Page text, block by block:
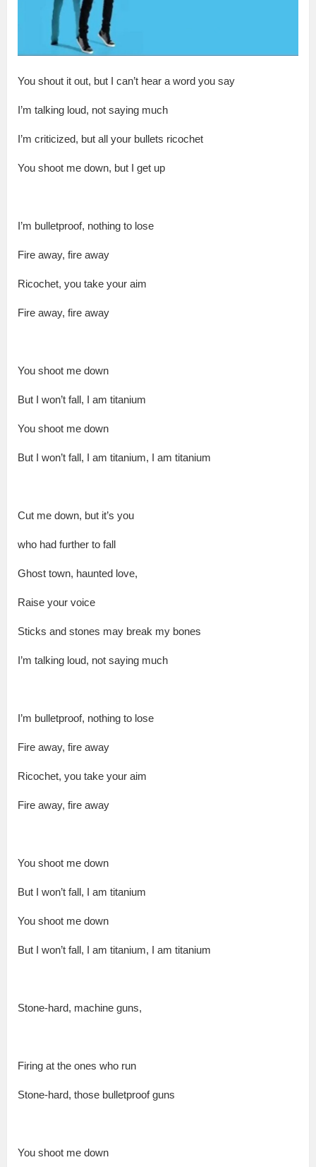
You shout it out, but I can’t hear a word you say
I’m talk­ing loud, not say­ing much
I’m crit­i­cized, but all your bul­lets ric­o­chet
You shoot me down, but I get up
I’m bul­let­proof, noth­ing to lose
Fire away, fire away
Ric­o­chet, you take your aim
Fire away, fire away
You shoot me down
But I won’t fall, I am tita­ni­um
You shoot me down
But I won’t fall, I am tita­ni­um, I am tita­ni­um
Cut me down, but it’s you
who had fur­ther to fall
Ghost town, haunt­ed love,
Raise your voice
Sticks and stones may break my bones
I’m talk­ing loud, not say­ing much
I’m bul­let­proof, noth­ing to lose
Fire away, fire away
Ric­o­chet, you take your aim
Fire away, fire away
You shoot me down
But I won’t fall, I am tita­ni­um
You shoot me down
But I won’t fall, I am tita­ni­um, I am tita­ni­um
Stone-hard, machine guns,
Fir­ing at the ones who run
Stone-hard, those bul­let­proof guns
You shoot me down